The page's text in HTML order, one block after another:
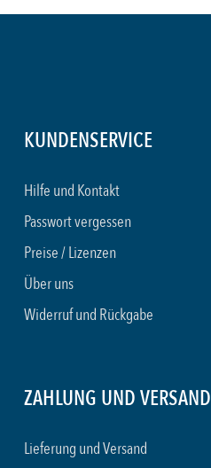
KUNDENSERVICE
Hilfe und Kontakt
Passwort vergessen
Preise / Lizenzen
Über uns
Widerruf und Rückgabe
ZAHLUNG UND VERSAND
Lieferung und Versand